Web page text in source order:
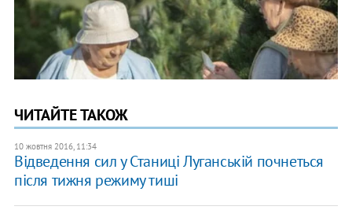
ЧИТАЙТЕ ТАКОЖ
10 жовтня 2016, 11:34
Відведення сил у Станиці Луганській почнеться
після тижня режиму тиші